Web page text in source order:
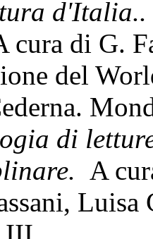
d'Italia..
cura di G.
del
di
A